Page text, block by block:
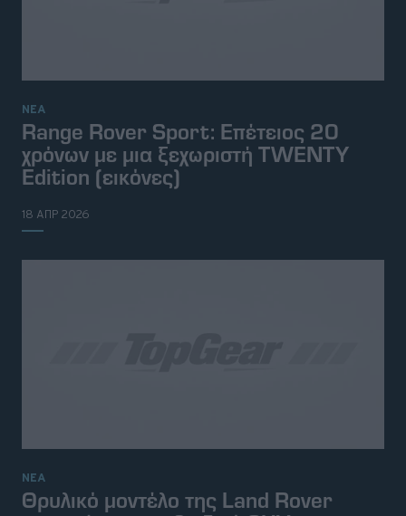
ΝΕΑ
Range Rover Sport: Επέτειος 20
χρόνων με μια ξεχωριστή TWENTY
Edition (εικόνες)
18 ΑΠΡ 2026
ΝΕΑ
Θρυλικό μοντέλο της Land Rover